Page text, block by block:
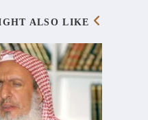
ALSO LIKE